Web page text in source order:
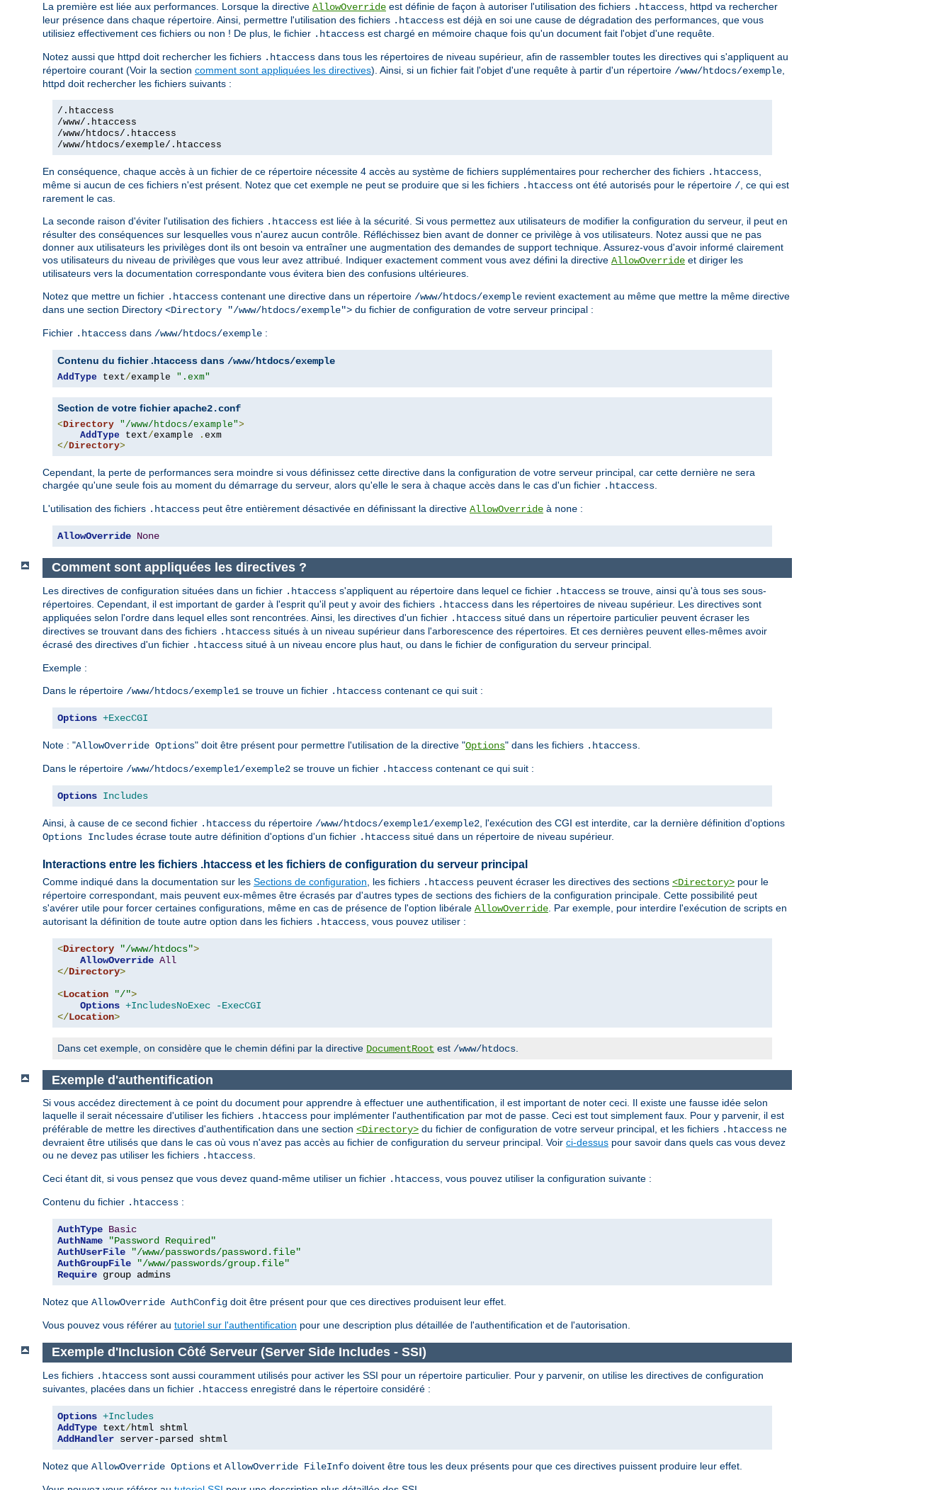
La première est liée aux performances. Lorsque la directive AllowOverride est définie de façon à autoriser l'utilisation des fichiers .htaccess, httpd va rechercher
leur présence dans chaque répertoire. Ainsi, permettre l'utilisation des fichiers .htaccess est déjà en soi une cause de dégradation des performances, que vous
utilisiez effectivement ces fichiers ou non ! De plus, le fichier .htaccess est chargé en mémoire chaque fois qu'un document fait l'objet d'une requête.
Notez aussi que httpd doit rechercher les fichiers .htaccess dans tous les répertoires de niveau supérieur, afin de rassembler toutes les directives qui s'appliquent au
répertoire courant (Voir la section comment sont appliquées les directives). Ainsi, si un fichier fait l'objet d'une requête à partir d'un répertoire /www/htdocs/exemple,
httpd doit rechercher les fichiers suivants :
/.htaccess
/www/.htaccess
/www/htdocs/.htaccess
/www/htdocs/exemple/.htaccess
En conséquence, chaque accès à un fichier de ce répertoire nécessite 4 accès au système de fichiers supplémentaires pour rechercher des fichiers .htaccess,
même si aucun de ces fichiers n'est présent. Notez que cet exemple ne peut se produire que si les fichiers .htaccess ont été autorisés pour le répertoire /, ce qui est
rarement le cas.
La seconde raison d'éviter l'utilisation des fichiers .htaccess est liée à la sécurité. Si vous permettez aux utilisateurs de modifier la configuration du serveur, il peut en
résulter des conséquences sur lesquelles vous n'aurez aucun contrôle. Réfléchissez bien avant de donner ce privilège à vos utilisateurs. Notez aussi que ne pas
donner aux utilisateurs les privilèges dont ils ont besoin va entraîner une augmentation des demandes de support technique. Assurez-vous d'avoir informé clairement
vos utilisateurs du niveau de privilèges que vous leur avez attribué. Indiquer exactement comment vous avez défini la directive AllowOverride et diriger les
utilisateurs vers la documentation correspondante vous évitera bien des confusions ultérieures.
Notez que mettre un fichier .htaccess contenant une directive dans un répertoire /www/htdocs/exemple revient exactement au même que mettre la même directive
dans une section Directory <Directory "/www/htdocs/exemple"> du fichier de configuration de votre serveur principal :
Fichier .htaccess dans /www/htdocs/exemple :
Contenu du fichier .htaccess dans /www/htdocs/exemple
AddType text/example ".exm"
Section de votre fichierapache2.conf
<Directory "/www/htdocs/example">
AddType text/example .
</Directory>
Cependant, la perte de performances sera moindre si vous définissez cette directive dans la configuration de votre serveur principal, car cette dernière ne sera
chargée qu'une seule fois au moment du démarrage du serveur, alors qu'elle le sera à chaque accès dans le cas d'un fichier .htaccess.
L'utilisation des fichiers .htaccess peut être entièrement désactivée en définissant la directive AllowOverride à none :
AllowOverride None
Comment sont appliquées les directives ?
Les directives de configuration situées dans un fichier .htaccess s'appliquent au répertoire dans lequel ce fichier .htaccess se trouve, ainsi qu'à tous ses sous-
répertoires. Cependant, il est important de garder à l'esprit qu'il peut y avoir des fichiers .htaccess dans les répertoires de niveau supérieur. Les directives sont
appliquées selon l'ordre dans lequel elles sont rencontrées. Ainsi, les directives d'un fichier .htaccess situé dans un répertoire particulier peuvent écraser les
directives se trouvant dans des fichiers .htaccess situés à un niveau supérieur dans l'arborescence des répertoires. Et ces dernières peuvent elles-mêmes avoir
écrasé des directives d'un fichier .htaccess situé à un niveau encore plus haut, ou dans le fichier de configuration du serveur principal.
Exemple :
Dans le répertoire /www/htdocs/exemple1 se trouve un fichier .htaccess contenant ce qui suit :
Options +ExecCGI
Note : "AllowOverride Options" doit être présent pour permettre l'utilisation de la directive "Options" dans les fichiers .htaccess
Dans le répertoire /www/htdocs/exemple1/exemple2 se trouve un fichier .htaccess contenant ce qui suit :
Options Includes
Ainsi, à cause de ce second fichier .htaccess du répertoire /www/htdocs/exemple1/exemple2 , l'exécution des CGI est interdite, car la dernière définition d'options
Options Includes écrase toute autre définition d'options d'un fichier .htaccess situé dans un répertoire de niveau supérieur.
Interactions entre les fichiers .htaccess et les fichiers de configuration du serveur principal
Comme indiqué dans la documentation sur les Sections de configuration , les fichiers .htaccess peuvent écraser les directives des sections <Directory> pour le
répertoire correspondant, mais peuvent eux-mêmes être écrasés par d'autres types de sections des fichiers de la configuration principale. Cette possibilité peut
s'avérer utile pour forcer certaines configurations, même en cas de présence de l'option libérale AllowOverride . Par exemple, pour interdire l'exécution de scripts en
autorisant la définition de toute autre option dans les fichiers .htaccess , vous pouvez utiliser :
<Directory "/www/htdocs">
AllowOverride All
</Directory>
<Location "/">
Options +IncludesNoExec
-ExecCGI
</Location>
Dans cet exemple, on considère que le chemin défini par la directive DocumentRoot est /www/htdocs
Exemple d'authentification
Si vous accédez directement à ce point du document pour apprendre à effectuer une authentification, il est important de noter ceci. Il existe une fausse idée selon
laquelle il serait nécessaire d'utiliser les fichiers .htaccess pour implémenter l'authentification par mot de passe. Ceci est tout simplement faux. Pour y parvenir, il est
préférable de mettre les directives d'authentification dans une section <Directory> du fichier de configuration de votre serveur principal, et les fichiers .htaccess ne
devraient être utilisés que dans le cas où vous n'avez pas accès au fichier de configuration du serveur principal. Voir ci-dessus pour savoir dans quels cas vous devez
ou ne devez pas utiliser les fichiers .htaccess.
Ceci étant dit, si vous pensez que vous devez quand-même utiliser un fichier .htaccess, vous pouvez utiliser la configuration suivante :
Contenu du fichier .htaccess :
AuthType Basic
AuthName
"Password Required"
AuthUserFile
"/www/passwords/password.file"
AuthGroupFile
"/www/passwords/group.file"
Require group admins
Notez que AllowOverride AuthConfig doit être présent pour que ces directives produisent leur effet.
Vous pouvez vous référer au tutoriel sur l'authentification pour une description plus détaillée de l'authentification et de l'autorisation.
Exemple d'Inclusion Côté Serveur (Server Side Includes - SSI)
Les fichiers .htaccess sont aussi couramment utilisés pour activer les SSI pour un répertoire particulier. Pour y parvenir, on utilise les directives de configuration
suivantes, placées dans un fichier .htaccess enregistré dans le répertoire considéré :
Options +Includes
AddType text/
AddHandler server-parsed shtml
Notez que AllowOverride Options et AllowOverride FileInfo doivent être tous les deux présents pour que ces directives puissent produire leur effet.